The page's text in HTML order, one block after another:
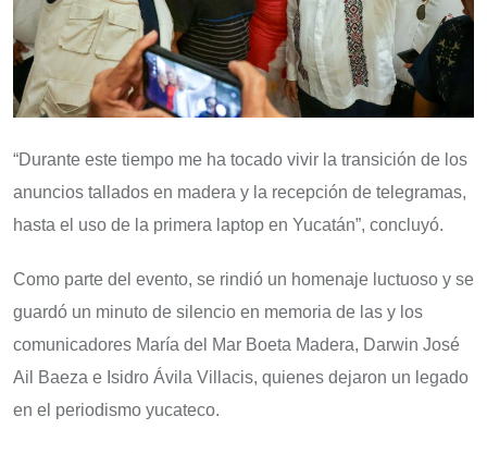
“Durante este tiempo me ha tocado vivir la transición de los
anuncios tallados en madera y la recepción de telegramas,
hasta el uso de la primera laptop en Yucatán”, concluyó.
Como parte del evento, se rindió un homenaje luctuoso y se
guardó un minuto de silencio en memoria de las y los
comunicadores María del Mar Boeta Madera, Darwin José
Ail Baeza e Isidro Ávila Villacis, quienes dejaron un legado
en el periodismo yucateco.